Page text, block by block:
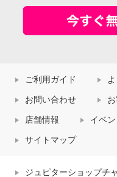
ご利用ガイド
お問い合わせ
店舗情報 イベ
サイトマップ
ジュピターショップチ